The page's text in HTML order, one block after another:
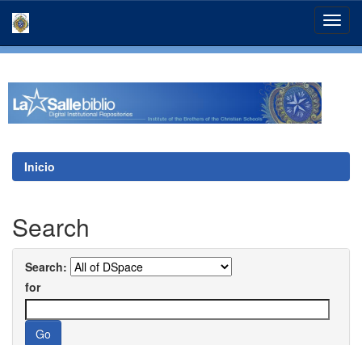
Inicio
Search
Search:
for